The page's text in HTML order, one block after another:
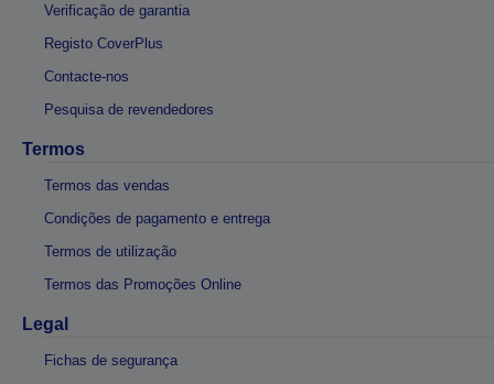
Verificação de garantia
Registo CoverPlus
Contacte-nos
Pesquisa de revendedores
Termos
Termos das vendas
Condições de pagamento e entrega
Termos de utilização
Termos das Promoções Online
Legal
Fichas de segurança